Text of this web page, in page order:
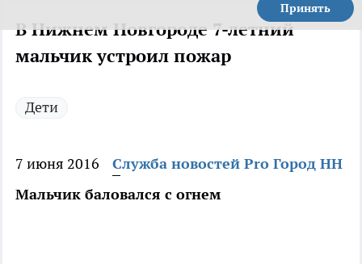
Принять
В Нижнем Новгороде 7-летний
мальчик устроил пожар
Дети
7 июня 2016
Служба новостей Pro Город НН
Мальчик баловался с огнем